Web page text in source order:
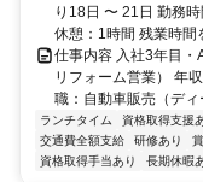
り18日 〜 21日 勤務
休憩：1時間 残業時間
仕事内容 入社3年目・
リフォーム営業） 年
職：自動車販売（ディ
ランチタイム 資格取得支援
交通費全額支給
研修あり
資格取得手当あり
長期休暇